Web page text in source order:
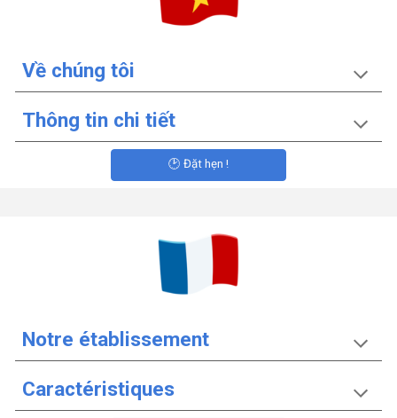
Về chúng tôi
Thông tin chi tiết
🕑 Đặt hẹn !
Notre établissement
Caractéristiques